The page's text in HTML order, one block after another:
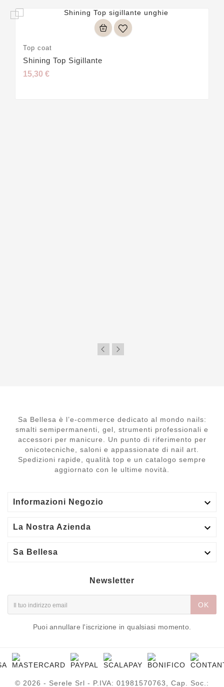
Top coat
Shining Top Sigillante
15,30 €
Sa Bellesa è l’e-commerce dedicato al mondo nails:
smalti semipermanenti, gel, strumenti professionali e
accessori per manicure. Un punto di riferimento per
onicotecniche, saloni e appassionate di nail art.
Spedizioni rapide, qualità top e un catalogo sempre
aggiornato con le ultime novità.
Informazioni Negozio 
La Nostra Azienda 
Sa Bellesa 
Newsletter
OK
Puoi annullare l'iscrizione in qualsiasi momento.
© 2026 - Serele Srl - P.IVA: 01981570763, Cap. Soc.: